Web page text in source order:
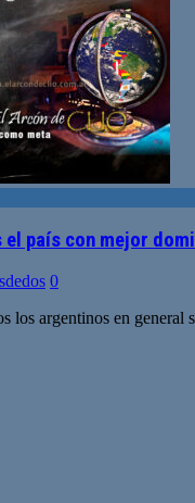
el país con mejor
0
los argentinos en